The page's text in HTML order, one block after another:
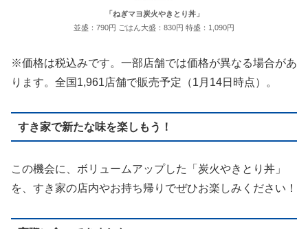
「ねぎマヨ炭火やきとり丼」
並盛：790円 ごはん大盛：830円 特盛：1,090円
※価格は税込みです。一部店舗では価格が異なる場合があ
ります。全国1,961店舗で販売予定（1月14日時点）。
すき家で新たな味を楽しもう！
この機会に、ボリュームアップした「炭火やきとり丼」
を、すき家の店内やお持ち帰りでぜひお楽しみください！